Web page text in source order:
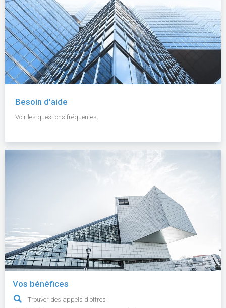
Besoin d'aide
Voir les questions fréquentes.
Vos bénéfices
Trouver des appels d'offres